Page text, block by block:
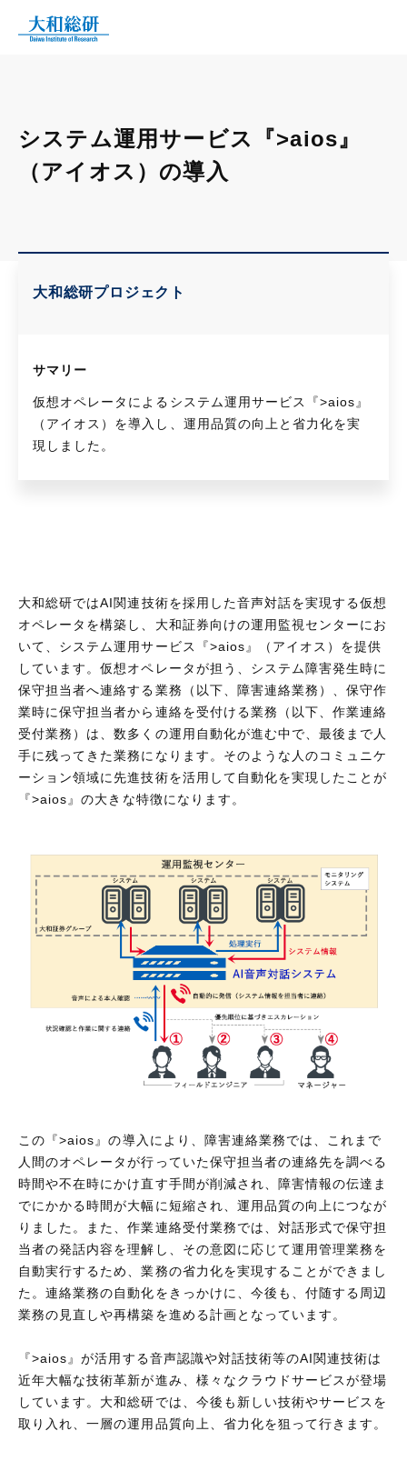
システム運用サービス『>aios』
（アイオス）の導入
大和総研プロジェクト
サマリー
仮想オペレータによるシステム運用サービス『>aios』
（アイオス）を導入し、運用品質の向上と省力化を実
現しました。
大和総研ではAI関連技術を採用した音声対話を実現する仮想
オペレータを構築し、大和証券向けの運用監視センターにお
いて、システム運用サービス『>aios』（アイオス）を提供
しています。仮想オペレータが担う、システム障害発生時に
保守担当者へ連絡する業務（以下、障害連絡業務）、保守作
業時に保守担当者から連絡を受付ける業務（以下、作業連絡
受付業務）は、数多くの運用自動化が進む中で、最後まで人
手に残ってきた業務になります。そのような人のコミュニケ
ーション領域に先進技術を活用して自動化を実現したことが
『>aios』の大きな特徴になります。
この『>aios』の導入により、障害連絡業務では、これまで
人間のオペレータが行っていた保守担当者の連絡先を調べる
時間や不在時にかけ直す手間が削減され、障害情報の伝達ま
でにかかる時間が大幅に短縮され、運用品質の向上につなが
りました。また、作業連絡受付業務では、対話形式で保守担
当者の発話内容を理解し、その意図に応じて運用管理業務を
自動実行するため、業務の省力化を実現することができまし
た。連絡業務の自動化をきっかけに、今後も、付随する周辺
業務の見直しや再構築を進める計画となっています。
『>aios』が活用する音声認識や対話技術等のAI関連技術は
近年大幅な技術革新が進み、様々なクラウドサービスが登場
しています。大和総研では、今後も新しい技術やサービスを
取り入れ、一層の運用品質向上、省力化を狙って行きます。